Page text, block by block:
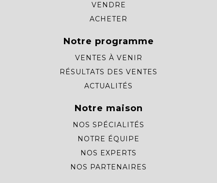
VENDRE
ACHETER
Notre programme
VENTES À VENIR
RÉSULTATS DES VENTES
ACTUALITÉS
Notre maison
NOS SPÉCIALITÉS
NOTRE ÉQUIPE
NOS EXPERTS
NOS PARTENAIRES